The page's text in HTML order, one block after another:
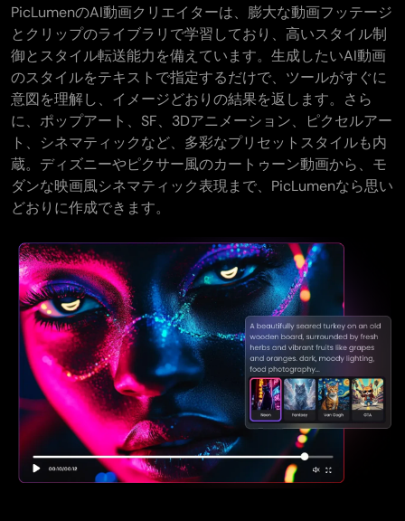
PicLumenのAI動画クリエイターは、膨大な動画フッテージ
とクリップのライブラリで学習しており、高いスタイル制
御とスタイル転送能力を備えています。生成したいAI動画
のスタイルをテキストで指定するだけで、ツールがすぐに
意図を理解し、イメージどおりの結果を返します。さら
に、ポップアート、SF、3Dアニメーション、ピクセルアー
ト、シネマティックなど、多彩なプリセットスタイルも内
蔵。ディズニーやピクサー風のカートゥーン動画から、モ
ダンな映画風シネマティック表現まで、PicLumenなら思い
どおりに作成できます。